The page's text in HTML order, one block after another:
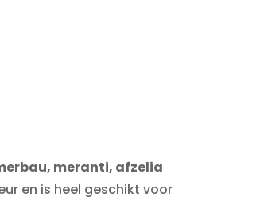
meranti, afzelia
en is heel geschikt voor